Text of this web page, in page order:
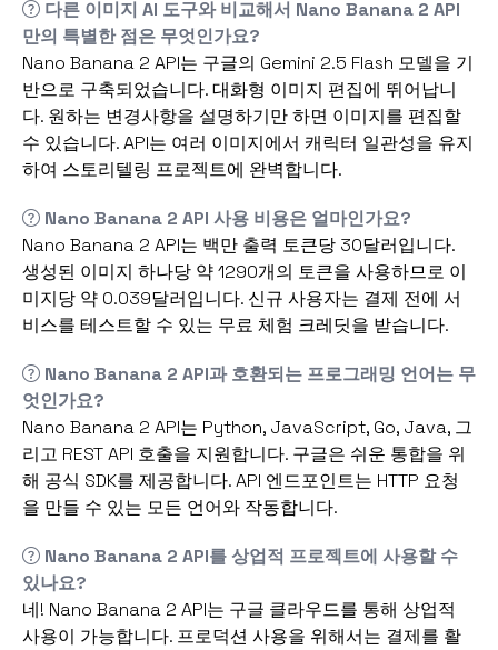
다른 이미지 AI 도구와 비교해서 Nano Banana 2 API
만의 특별한 점은 무엇인가요?
Nano Banana 2 API는 구글의 Gemini 2.5 Flash 모델을 기
반으로 구축되었습니다. 대화형 이미지 편집에 뛰어납니
다. 원하는 변경사항을 설명하기만 하면 이미지를 편집할
수 있습니다. API는 여러 이미지에서 캐릭터 일관성을 유지
하여 스토리텔링 프로젝트에 완벽합니다.
Nano Banana 2 API 사용 비용은 얼마인가요?
Nano Banana 2 API는 백만 출력 토큰당 30달러입니다.
생성된 이미지 하나당 약 1290개의 토큰을 사용하므로 이
미지당 약 0.039달러입니다. 신규 사용자는 결제 전에 서
비스를 테스트할 수 있는 무료 체험 크레딧을 받습니다.
Nano Banana 2 API과 호환되는 프로그래밍 언어는 무
엇인가요?
Nano Banana 2 API는 Python, JavaScript, Go, Java, 그
리고 REST API 호출을 지원합니다. 구글은 쉬운 통합을 위
해 공식 SDK를 제공합니다. API 엔드포인트는 HTTP 요청
을 만들 수 있는 모든 언어와 작동합니다.
Nano Banana 2 API를 상업적 프로젝트에 사용할 수
있나요?
네! Nano Banana 2 API는 구글 클라우드를 통해 상업적
사용이 가능합니다. 프로덕션 사용을 위해서는 결제를 활